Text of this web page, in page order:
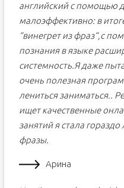
английский с помощью
малоэффективно: в
“винегрет из фраз“,с
познания в языке
системность.Я даже
очень полезная
лениться заниматься..
ищет качественные
занятий я стала
фразы.
Арина